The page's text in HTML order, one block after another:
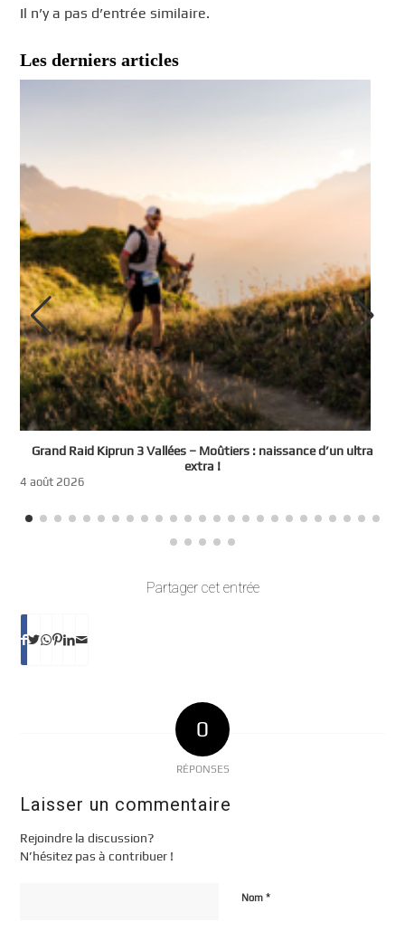
Il n’y a pas d’entrée similaire.
Les derniers articles
Grand Raid Kiprun 3 Vallées – Moûtiers : naissance d’un ultra
extra !
4 août 2026
Partager cet entrée
0
RÉPONSES
Laisser un commentaire
Rejoindre la discussion?
N’hésitez pas à contribuer !
Nom*